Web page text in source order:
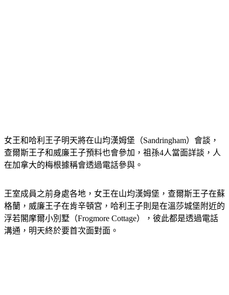
女王和哈利王子明天將在山均漢姆堡（Sandringham）會談，
查爾斯王子和威廉王子預料也會參加，祖孫4人當面詳談，人
王室成員之前身處各地，女王在山均漢姆堡，查爾斯王子在蘇
格蘭，威廉王子在肯辛頓宮，哈利王子則是在溫莎城堡附近的
浮若閣摩爾小別墅（Frogmore Cottage），彼此都是透過電話